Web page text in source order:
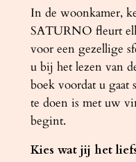
z
w
a
r
t
a
a
t
In de woonkamer,
SATURNO fleurt
voor een gezellige
u bij het lezen van
boek voordat u gaat
te doen is met uw
begint.
Kies wat jij het